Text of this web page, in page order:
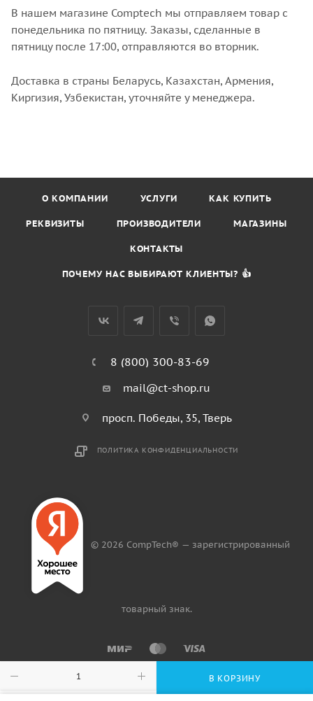
В КОРЗИНУ
В нашем магазине Comptech мы отправляем товар с
понедельника по пятницу. Заказы, сделанные в
пятницу после 17:00, отправляются во вторник.
Доставка в страны Беларусь, Казахстан, Армения,
Киргизия, Узбекистан, уточняйте у менеджера.
О КОМПАНИИ УСЛУГИ КАК КУПИТЬ
РЕКВИЗИТЫ ПРОИЗВОДИТЕЛИ МАГАЗИНЫ
КОНТАКТЫ
ПОЧЕМУ НАС ВЫБИРАЮТ КЛИЕНТЫ? 👍
8 (800) 300-83-69
mail@ct-shop.ru
просп. Победы, 35, Тверь
ПОЛИТИКА КОНФИДЕНЦИАЛЬНОСТИ
© 2026 CompTech® — зарегистрированный
товарный знак.